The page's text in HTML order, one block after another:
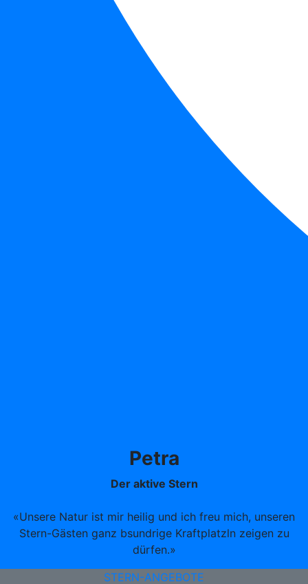
Petra
Der aktive Stern
«Unsere Natur ist mir heilig und ich freu mich, unseren
Stern-Gästen ganz bsundrige Kraftplatzln zeigen zu
dürfen.»
STERN-ANGEBOTE